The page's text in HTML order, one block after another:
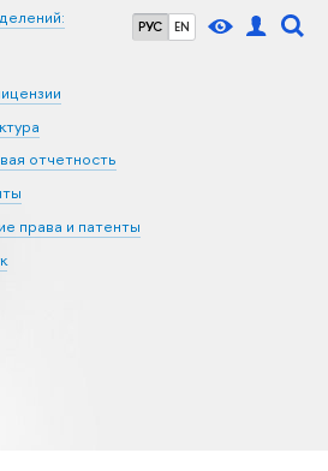
РУС EN
отчетность
права и патенты